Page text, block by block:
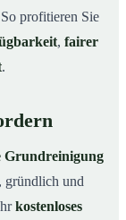
profitieren Sie
, fairer
.
Grundreinigung
gründlich und
kostenloses